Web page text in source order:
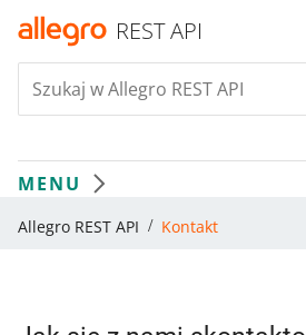
REST API
MENU
Allegro REST API Kontakt